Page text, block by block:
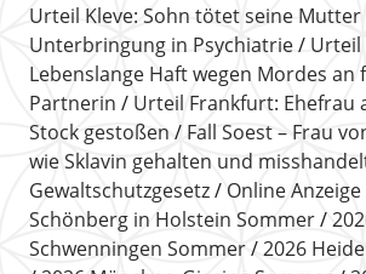
Urteil Kleve: Sohn tötet seine Mutter
Unterbringung in Psychiatrie
Urteil
Lebenslange Haft wegen Mordes an
Partnerin
Urteil Frankfurt: Ehefrau
Stock gestoßen
Fall Soest – Frau
wie Sklavin gehalten und
Gewaltschutzgesetz
Online Anzeige
Schönberg in Holstein Sommer
Schwenningen Sommer
2026